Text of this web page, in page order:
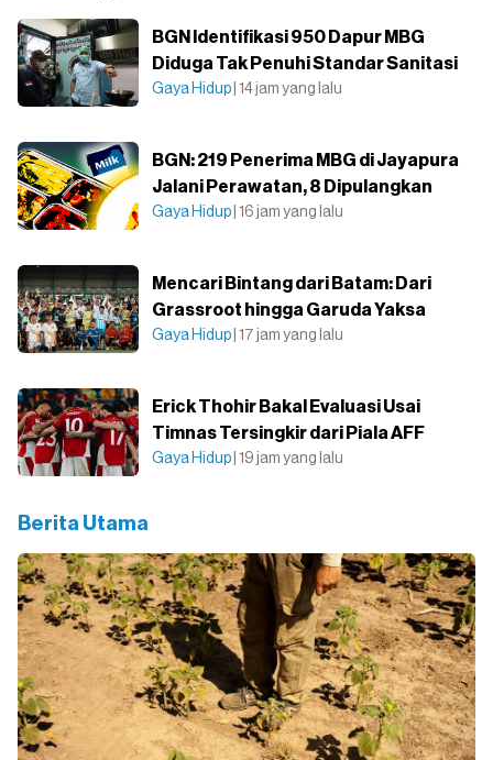
BGN Identifikasi 950 Dapur MBG
Diduga Tak Penuhi Standar Sanitasi
Gaya Hidup | 14 jam yang lalu
BGN: 219 Penerima MBG di Jayapura
Jalani Perawatan, 8 Dipulangkan
Gaya Hidup | 16 jam yang lalu
Mencari Bintang dari Batam: Dari
Grassroot hingga Garuda Yaksa
Gaya Hidup | 17 jam yang lalu
Erick Thohir Bakal Evaluasi Usai
Timnas Tersingkir dari Piala AFF
Gaya Hidup | 19 jam yang lalu
Berita Utama